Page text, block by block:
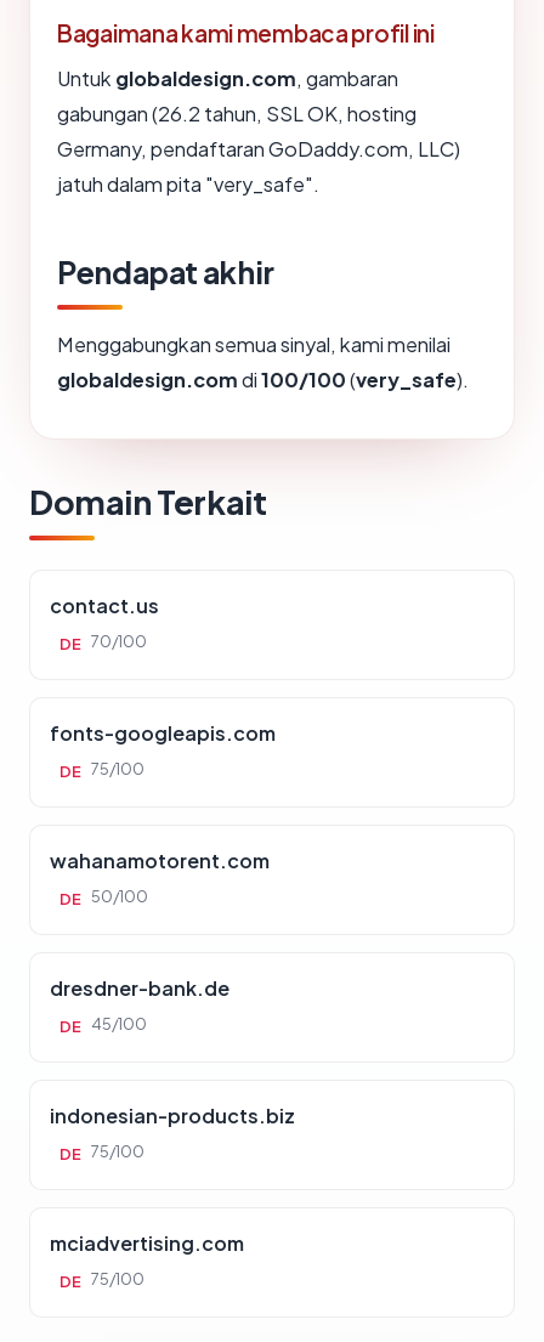
Bagaimana kami membaca profil ini
Untuk globaldesign.com, gambaran
gabungan (26.2 tahun, SSL OK, hosting
Germany, pendaftaran GoDaddy.com, LLC)
jatuh dalam pita "very_safe".
Pendapat akhir
Menggabungkan semua sinyal, kami menilai
globaldesign.comdi100/100(very_safe).
Domain Terkait
contact.us
DE 70/100
fonts-googleapis.com
DE 75/100
wahanamotorent.com
DE 50/100
dresdner-bank.de
DE 45/100
indonesian-products.biz
DE 75/100
mciadvertising.com
DE 75/100